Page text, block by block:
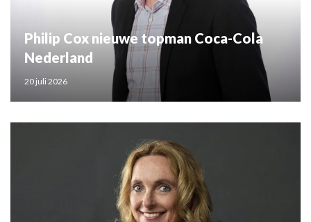
Philip Cox nieuwe topman Coca-Cola
Nederland
20 juli 2026